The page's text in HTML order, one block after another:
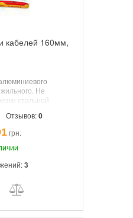
кабелей 160мм,
Не
стальной
режущие кромки с
Специальная
особого качества,
масле.
Отзывов:0
грн.
3